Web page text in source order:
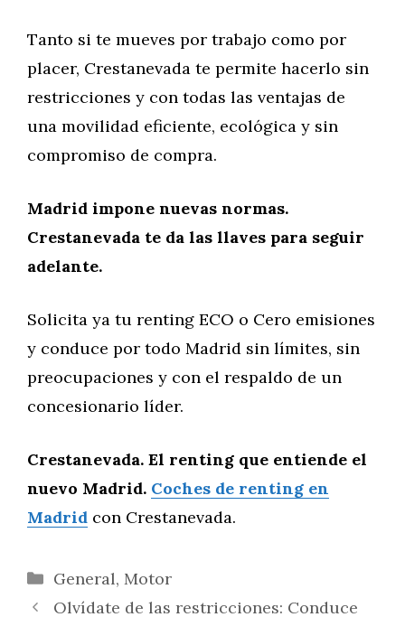
Tanto si te mueves por trabajo como por
placer, Crestanevada te permite hacerlo sin
restricciones y con todas las ventajas de
una movilidad eficiente, ecológica y sin
compromiso de compra.
Madrid impone nuevas normas.
Crestanevada te da las llaves para seguir
adelante.
Solicita ya tu renting ECO o Cero emisiones
y conduce por todo Madrid sin límites, sin
preocupaciones y con el respaldo de un
concesionario líder.
Crestanevada. El renting que entiende el
nuevo Madrid. Coches de renting en
Madrid con Crestanevada.
Categorías
General, Motor
Olvídate de las restricciones: Conduce